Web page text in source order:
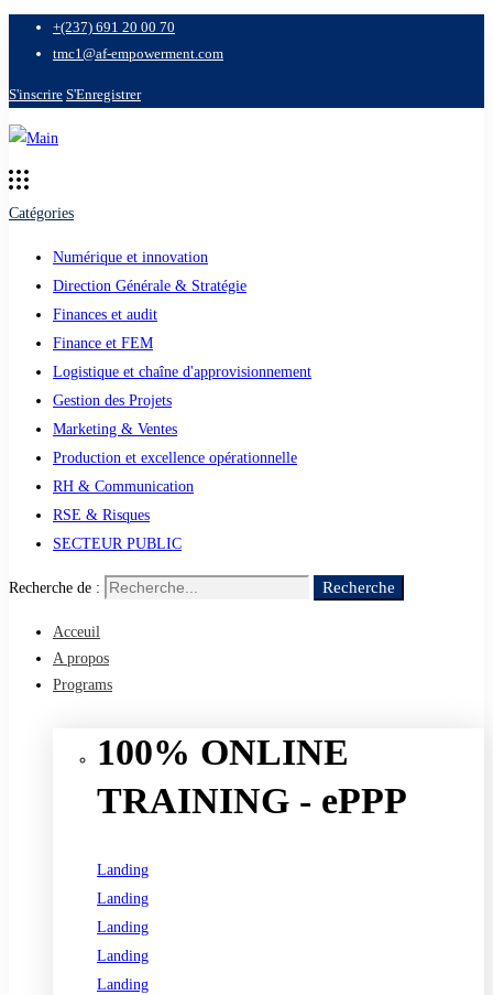
+(237) 691 20 00 70
tmc1@af-empowerment.com
S'inscrire S'Enregistrer
Catégories
Numérique et innovation
Direction Générale & Stratégie
Finances et audit
Finance et FEM
Logistique et chaîne d'approvisionnement
Gestion des Projets
Marketing & Ventes
Production et excellence opérationnelle
RH & Communication
RSE & Risques
SECTEUR PUBLIC
Recherche de : Recherche
Acceuil
A propos
Programs
100% ONLINE
TRAINING - ePPP
Landing
Landing
Landing
Landing
Landing